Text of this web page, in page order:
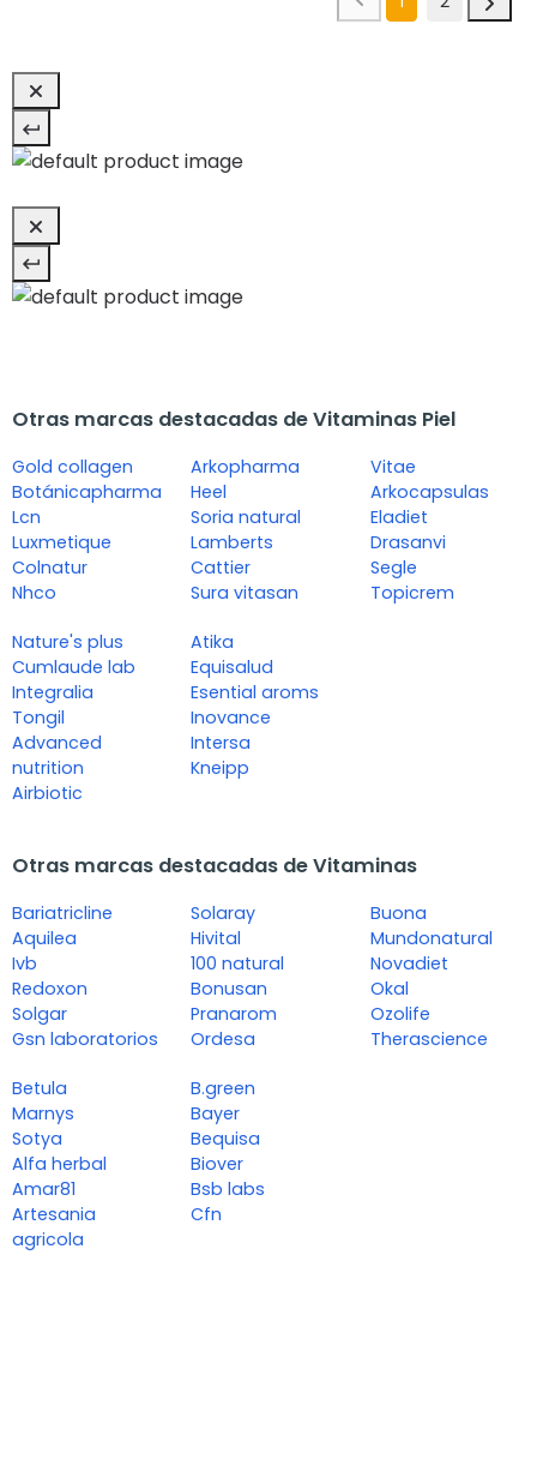
Otras marcas destacadas de Vitaminas Piel
Gold collagen
Botánicapharma
Lcn
Luxmetique
Colnatur
Nhco
Arkopharma
Heel
Soria natural
Lamberts
Cattier
Sura vitasan
Vitae
Arkocapsulas
Eladiet
Drasanvi
Segle
Topicrem
Nature's plus
Cumlaude lab
Integralia
Tongil
Advanced
nutrition
Airbiotic
Atika
Equisalud
Esential aroms
Inovance
Intersa
Kneipp
Otras marcas destacadas de Vitaminas
Bariatricline
Aquilea
Ivb
Redoxon
Solgar
Gsn laboratorios
Solaray
Hivital
100 natural
Bonusan
Pranarom
Ordesa
Buona
Mundonatural
Novadiet
Okal
Ozolife
Therascience
Betula
Marnys
Sotya
Alfa herbal
Amar81
Artesania
agricola
B.green
Bayer
Bequisa
Biover
Bsb labs
Cfn